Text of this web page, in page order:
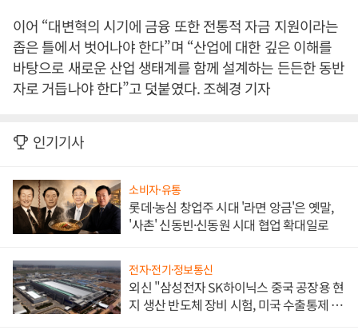
이어 “대변혁의 시기에 금융 또한 전통적 자금 지원이라는
좁은 틀에서 벗어나야 한다”며 “산업에 대한 깊은 이해를
바탕으로 새로운 산업 생태계를 함께 설계하는 든든한 동반
자로 거듭나야 한다”고 덧붙였다. 조혜경 기자
인기기사
소비자·유통
롯데·농심 창업주 시대 '라면 앙금'은 옛말,
'사촌' 신동빈·신동원 시대 협업 확대일로
전자·전기·정보통신
외신 "삼성전자 SK하이닉스 중국 공장용 현
지 생산 반도체 장비 시험, 미국 수출통제 대